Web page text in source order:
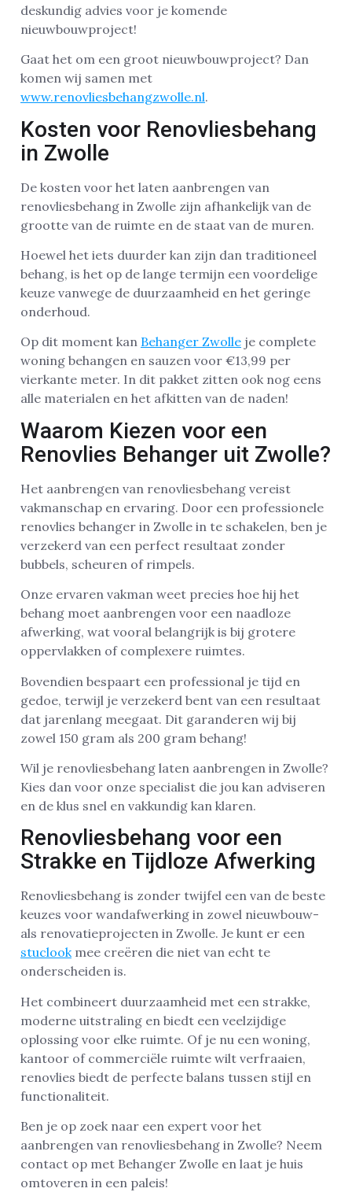
deskundig advies voor je komende
nieuwbouwproject!
Gaat het om een groot nieuwbouwproject? Dan
komen wij samen met
www.renovliesbehangzwolle.nl.
Kosten voor Renovliesbehang
in Zwolle
De kosten voor het laten aanbrengen van
renovliesbehang in Zwolle zijn afhankelijk van de
grootte van de ruimte en de staat van de muren.
Hoewel het iets duurder kan zijn dan traditioneel
behang, is het op de lange termijn een voordelige
keuze vanwege de duurzaamheid en het geringe
onderhoud.
Op dit moment kan Behanger Zwolle je complete
woning behangen en sauzen voor €13,99 per
vierkante meter. In dit pakket zitten ook nog eens
alle materialen en het afkitten van de naden!
Waarom Kiezen voor een
Renovlies Behanger uit Zwolle?
Het aanbrengen van renovliesbehang vereist
vakmanschap en ervaring. Door een professionele
renovlies behanger in Zwolle in te schakelen, ben je
verzekerd van een perfect resultaat zonder
bubbels, scheuren of rimpels.
Onze ervaren vakman weet precies hoe hij het
behang moet aanbrengen voor een naadloze
afwerking, wat vooral belangrijk is bij grotere
oppervlakken of complexere ruimtes.
Bovendien bespaart een professional je tijd en
gedoe, terwijl je verzekerd bent van een resultaat
dat jarenlang meegaat. Dit garanderen wij bij
zowel 150 gram als 200 gram behang!
Wil je renovliesbehang laten aanbrengen in Zwolle?
Kies dan voor onze specialist die jou kan adviseren
en de klus snel en vakkundig kan klaren.
Renovliesbehang voor een
Strakke en Tijdloze Afwerking
Renovliesbehang is zonder twijfel een van de beste
keuzes voor wandafwerking in zowel nieuwbouw-
als renovatieprojecten in Zwolle. Je kunt er een
stuclookmee creëren die niet van echt te
onderscheiden is.
Het combineert duurzaamheid met een strakke,
moderne uitstraling en biedt een veelzijdige
oplossing voor elke ruimte. Of je nu een woning,
kantoor of commerciële ruimte wilt verfraaien,
renovlies biedt de perfecte balans tussen stijl en
functionaliteit.
Ben je op zoek naar een expert voor het
aanbrengen van renovliesbehang in Zwolle? Neem
contact op met Behanger Zwolle en laat je huis
omtoveren in een paleis!